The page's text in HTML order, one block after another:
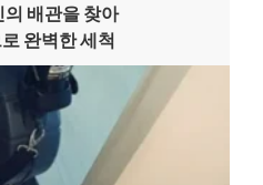
의 배관을 찾아
완벽한 세척